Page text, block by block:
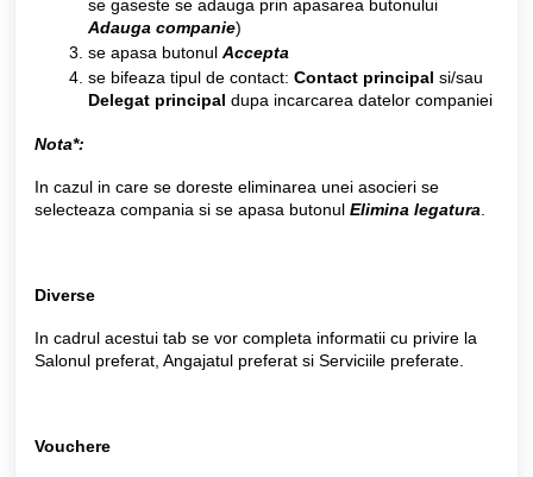
se gaseste se adauga prin apasarea butonului
Adauga companie)
se apasa butonul Accepta
se bifeaza tipul de contact: Contact principal si/sau
Delegat principal dupa incarcarea datelor companiei
Nota*:
In cazul in care se doreste eliminarea unei asocieri se
selecteaza compania si se apasa butonul Elimina legatura
Diverse
In cadrul acestui tab se vor completa informatii cu privire la
Salonul preferat, Angajatul preferat si Serviciile preferate.
Vouchere